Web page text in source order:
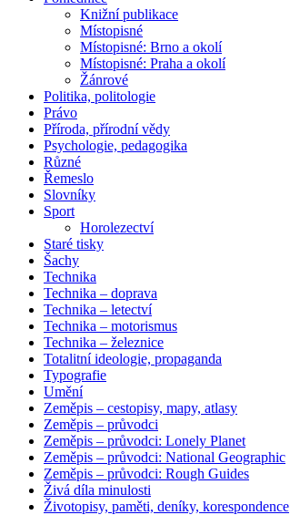
Knižní publikace
Místopisné
Místopisné: Brno a okolí
Místopisné: Praha a okolí
Žánrové
Politika, politologie
Právo
Příroda, přírodní vědy
Psychologie, pedagogika
Různé
Řemeslo
Slovníky
Sport
Horolezectví
Staré tisky
Šachy
Technika
Technika – doprava
Technika – letectví
Technika – motorismus
Technika – železnice
Totalitní ideologie, propaganda
Typografie
Umění
Zeměpis – cestopisy, mapy, atlasy
Zeměpis – průvodci
Zeměpis – průvodci: Lonely Planet
Zeměpis – průvodci: National Geographic
Zeměpis – průvodci: Rough Guides
Živá díla minulosti
Životopisy, paměti, deníky, korespondence